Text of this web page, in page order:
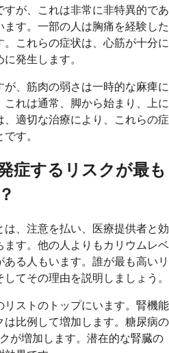
が、これは非常に非特異的であ
ます。一部の人は胸痛を経験した
。これらの症状は、心筋が十分に
発生します。
、筋肉の弱さは一時的な麻痺に
れは通常、脚から始まり、上に
適切な治療により、これらの症
す。
症するリスクが最も
、注意を払い、医療提供者と効
す。他の人よりもカリウムレベ
る人もいます。誰が最も高いリ
てその理由を説明しましょう。
ストのトップにいます。腎機能
比例して増加します。糖尿病の
が増加します。潜在的な腎臓の